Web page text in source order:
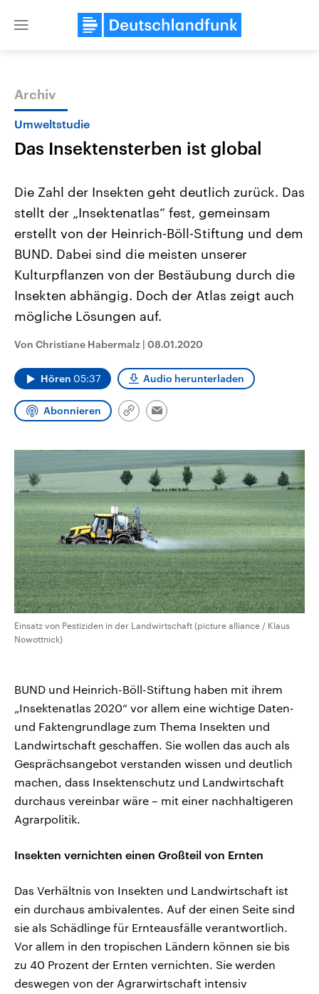
Close
Themen
USA
Aktuelle Beiträge, Analysen und
Hintergründe
Wirtschaftlich und militärisch
gehören die Vereinigten Staaten zu
den mächtigsten Ländern der Erde,
mit großem Einfluss auf das
Aktuelle Lage und
Der Überfall der
Terrororganisation Hamas
Oktober 2023 auf Israel
Region wieder die
Libanon vom Iran
Archiv
Umweltstudie
Das Insektensterben ist global
Die Zahl der Insekten geht deutlich zurück. Das
stellt der „Insektenatlas“ fest, gemeinsam
erstellt von der Heinrich-Böll-Stiftung und dem
BUND. Dabei sind die meisten unserer
Kulturpflanzen von der Bestäubung durch die
Insekten abhängig. Doch der Atlas zeigt auch
mögliche Lösungen auf.
Von Christiane Habermalz | 08.01.2020
Hören 05:37 Audio herunterladen
Abonnieren
Link
Email
Einsatz von Pestiziden in der Landwirtschaft (picture alliance / Klaus
Nowottnick)
BUND und Heinrich-Böll-Stiftung haben mit ihrem
„Insektenatlas 2020“ vor allem eine wichtige Daten-
und Faktengrundlage zum Thema Insekten und
Landwirtschaft geschaffen. Sie wollen das auch als
Gesprächsangebot verstanden wissen und deutlich
machen, dass Insektenschutz und Landwirtschaft
durchaus vereinbar wäre – mit einer nachhaltigeren
Agrarpolitik.
Insekten vernichten einen Großteil von Ernten
Das Verhältnis von Insekten und Landwirtschaft ist
ein durchaus ambivalentes. Auf der einen Seite sind
sie als Schädlinge für Ernteausfälle verantwortlich.
Vor allem in den tropischen Ländern können sie bis
zu 40 Prozent der Ernten vernichten. Sie werden
deswegen von der Agrarwirtschaft intensiv